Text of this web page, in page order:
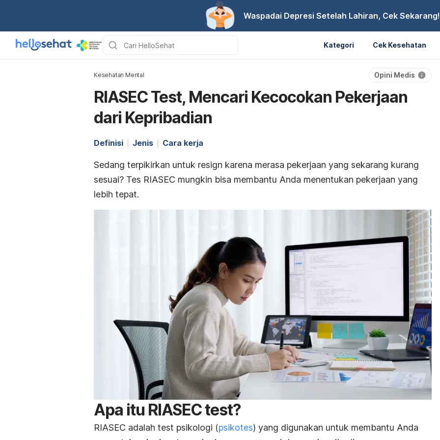
Waspadai Depresi Setelah Lahiran, Cek Sekarang!
Kategori Cek Kesehatan
Kesehatan Mental Opini Medis
RIASEC Test, Mencari Kecocokan Pekerjaan
dari Kepribadian
Definisi Jenis Cara kerja
Sedang terpikirkan untuk resign karena merasa pekerjaan yang sekarang kurang
sesuai? Tes RIASEC mungkin bisa membantu Anda menentukan pekerjaan yang
lebih tepat.
Apa itu RIASECtest?
RIASEC adalah test psikologi (psikotes) yang digunakan untuk membantu Anda